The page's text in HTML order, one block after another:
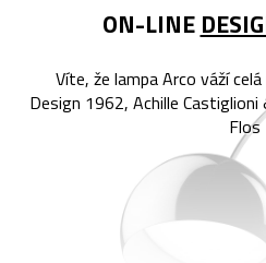
ON-LINE
Víte, že lampa Arco váží
Design 1962, Achille
Flos